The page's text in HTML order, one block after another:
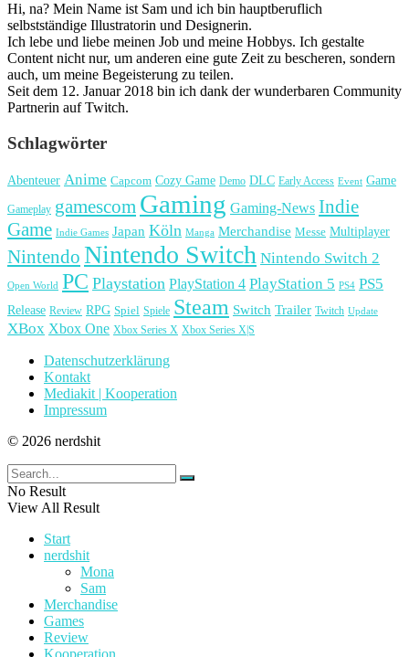
Hi, na? Mein Name ist Sam und ich bin hauptberuflich
selbstständige Illustratorin und Designerin.
Ich lebe und liebe meinen Job und meine Hobbys. Ich gestalte
Content nicht nur, um anderen eine gute Zeit zu bescheren, sondern
auch, um meine Begeisterung zu teilen.
Seit dem 12. Januar 2018 bin ich dank der wunderbaren Community
Partnerin auf Twitch.
Schlagwörter
Abenteuer Anime Capcom Cozy Game Demo DLC Early Access Event Game
Gameplay gamescom Gaming Gaming-News Indie
Game Indie Games Japan Köln Manga Merchandise Messe Multiplayer
Nintendo Nintendo Switch Nintendo Switch 2
Open World PC Playstation PlayStation 4 PlayStation 5 PS4 PS5
Release Review RPG Spiel Spiele Steam Switch Trailer Twitch Update
XBox Xbox One Xbox Series X Xbox Series X|S
Datenschutzerklärung
Kontakt
Mediakit | Kooperation
Impressum
© 2026 nerdshit
No Result
View All Result
Start
nerdshit
Mona
Sam
Merchandise
Games
Review
Kooperation